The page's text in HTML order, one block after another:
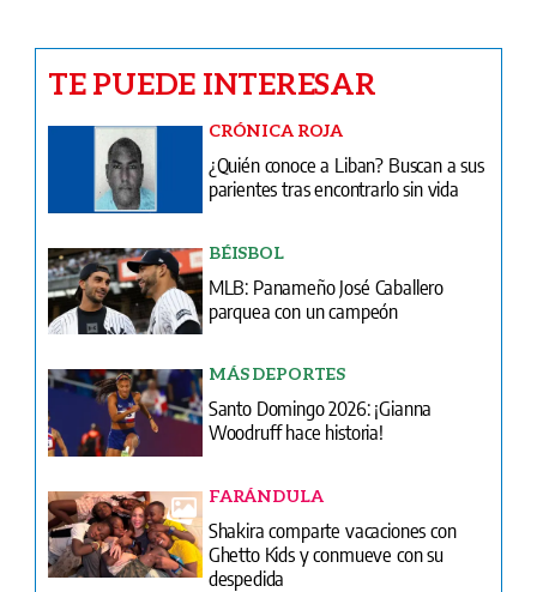
TE PUEDE INTERESAR
CRÓNICA ROJA
¿Quién conoce a Liban? Buscan a sus
parientes tras encontrarlo sin vida
BÉISBOL
MLB: Panameño José Caballero
parquea con un campeón
MÁS DEPORTES
Santo Domingo 2026: ¡Gianna
Woodruff hace historia!
FARÁNDULA
Shakira comparte vacaciones con
Ghetto Kids y conmueve con su
despedida